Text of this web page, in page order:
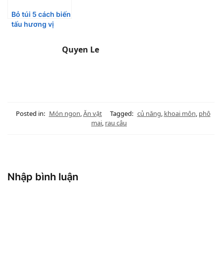
Bỏ túi 5 cách biến
tấu hương vị
Quyen Le
Posted in: Món ngon,Ăn vặt Tagged: củ năng, khoai môn, phô
mai, rau câu
Nhập bình luận